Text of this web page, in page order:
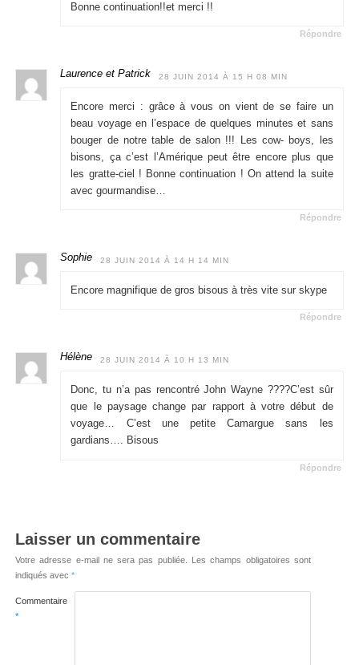
Bonne continuation!!et merci !!
Répondre
Laurence et Patrick 28 JUIN 2014 À 15 H 08 MIN
Encore merci : grâce à vous on vient de se faire un
beau voyage en l’espace de quelques minutes et sans
bouger de notre table de salon !!! Les cow- boys, les
bisons, ça c’est l’Amérique peut être encore plus que
les gratte-ciel ! Bonne continuation ! On attend la suite
avec gourmandise…
Répondre
Sophie 28 JUIN 2014 À 14 H 14 MIN
Encore magnifique de gros bisous à très vite sur skype
Répondre
Hélène 28 JUIN 2014 À 10 H 13 MIN
Donc, tu n’a pas rencontré John Wayne ????C’est sûr
que le paysage change par rapport à votre début de
voyage… C’est une petite Camargue sans les
gardians…. Bisous
Répondre
Laisser un commentaire
Votre adresse e-mail ne sera pas publiée.
Les champs obligatoires sont
indiqués avec *
Commentaire
*